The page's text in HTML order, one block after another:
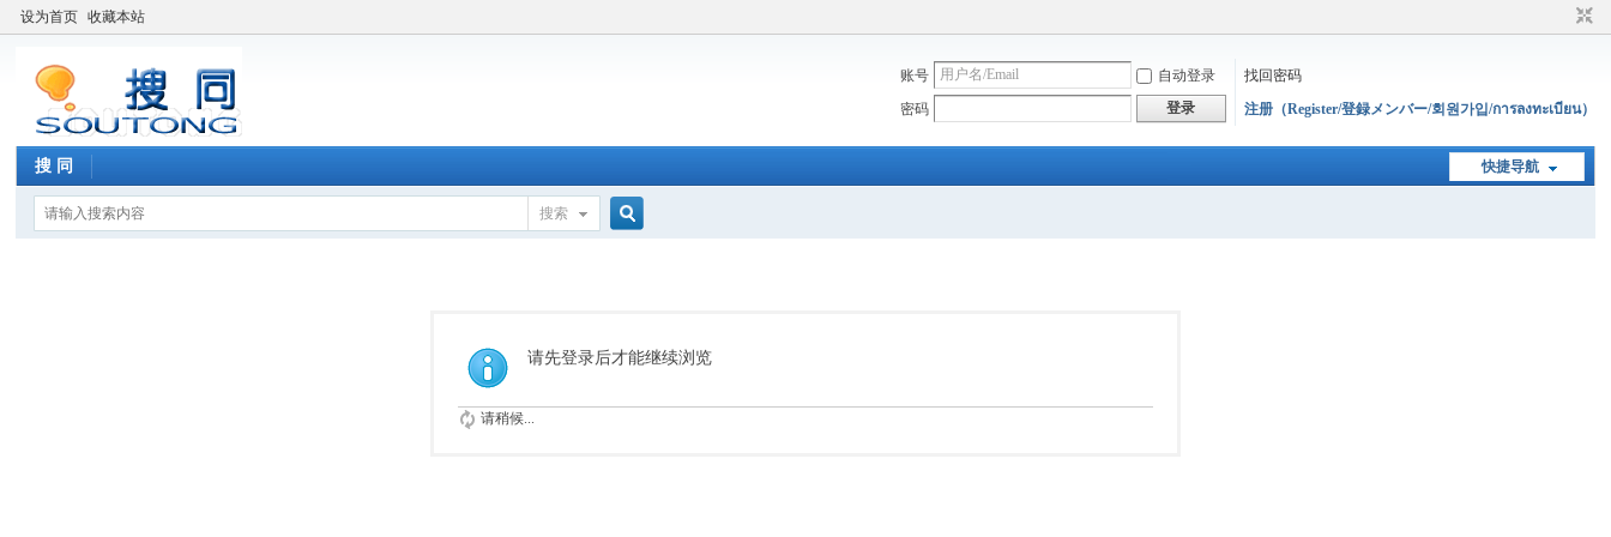
设为首页 收藏本站
账号 自动登录
找回密码
密码
登录 注册（Register/登録メンバー/회원가입/การลงทะเบียน）
快捷导航
搜 同
搜索
索
请先登录后才能继续浏览
请稍候...